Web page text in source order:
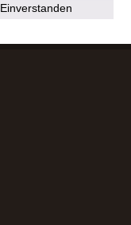
Einverstanden